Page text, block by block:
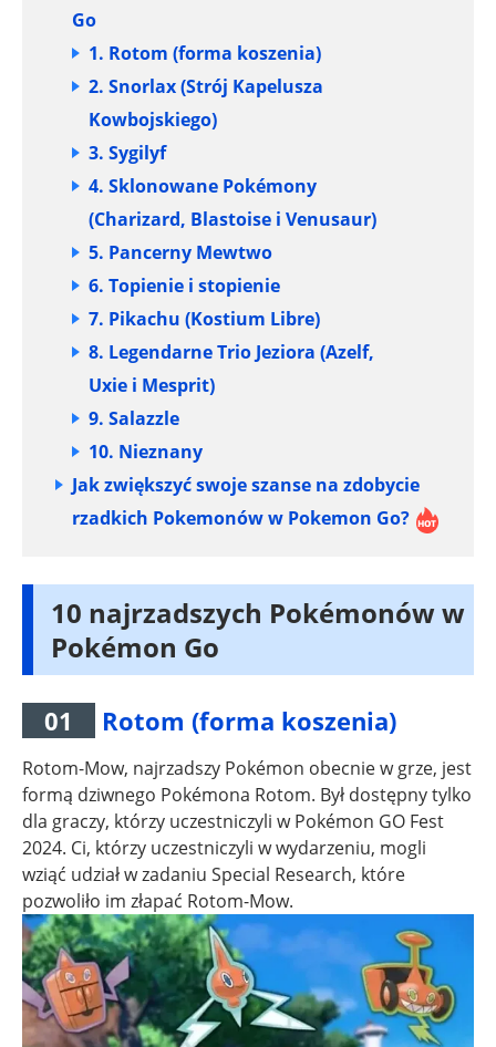
Go
1. Rotom (forma koszenia)
2. Snorlax (Strój Kapelusza
Kowbojskiego)
3. Sygilyf
4. Sklonowane Pokémony
(Charizard, Blastoise i Venusaur)
5. Pancerny Mewtwo
6. Topienie i stopienie
7. Pikachu (Kostium Libre)
8. Legendarne Trio Jeziora (Azelf,
Uxie i Mesprit)
9. Salazzle
10. Nieznany
Jak zwiększyć swoje szanse na zdobycie
rzadkich Pokemonów w Pokemon Go?
10 najrzadszych Pokémonów w
Pokémon Go
01 Rotom (forma koszenia)
Rotom-Mow, najrzadszy Pokémon obecnie w grze, jest
formą dziwnego Pokémona Rotom. Był dostępny tylko
dla graczy, którzy uczestniczyli w Pokémon GO Fest
2024. Ci, którzy uczestniczyli w wydarzeniu, mogli
wziąć udział w zadaniu Special Research, które
pozwoliło im złapać Rotom-Mow.